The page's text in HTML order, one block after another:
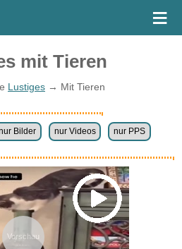
≡
mit Tieren
Lustiges → Mit Tieren
Bilder nur Videos nur PPS
Vorschau